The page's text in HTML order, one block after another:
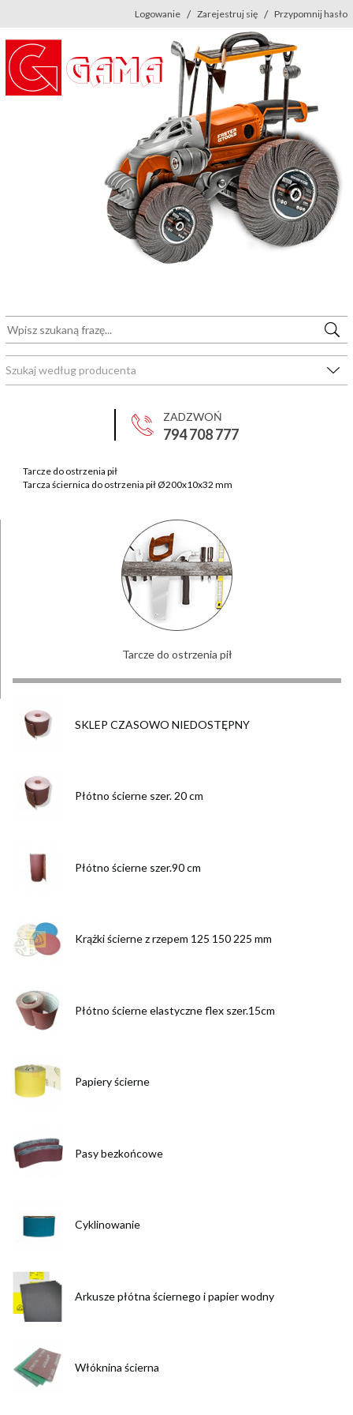
Logowanie / Zarejestruj się / Przypomnij hasło
ZADZWOŃ
794 708 777
Dodane
Tarcze do ostrzenia pił
Tarcza ściernica do ostrzenia pił Ø200x10x32 mm
Tarcze do ostrzenia pił
SKLEP CZASOWO NIEDOSTĘPNY
Płótno ścierne szer. 20 cm
Płótno ścierne szer.90 cm
Krążki ścierne z rzepem 125 150 225 mm
Płótno ścierne elastyczne flex szer.15cm
Papiery ścierne
Pasy bezkońcowe
Cyklinowanie
Arkusze płótna ściernego i papier wodny
Włóknina ścierna